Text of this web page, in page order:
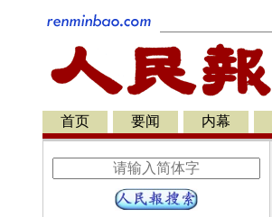
首页 要闻 内幕